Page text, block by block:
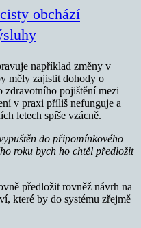
obchází
například změny v
měly zajistit dohody o
zdravotního pojištění mezi
v praxi příliš nefunguje a
letech spíše vzácně.
do připomínkového
roku bych ho chtěl předložit
předložit rovněž návrh na
které by do systému zřejmě